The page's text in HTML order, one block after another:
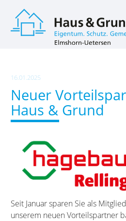
Suchbegriffe
16.01.2025
Neuer
Haus & Grund
Seit Januar sparen Sie als
unserem neuen Vorteilspartner